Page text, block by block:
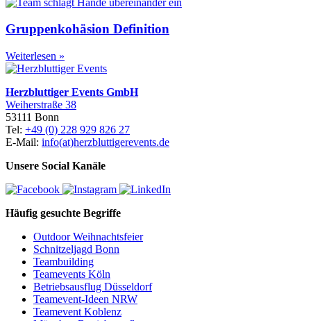
Gruppenkohäsion Definition
Weiterlesen »
Herzbluttiger Events GmbH
Weiherstraße 38
53111 Bonn
Tel: +49 (0) 228 929 826 27
E-Mail: info(at)herzbluttigerevents.de
Unsere Social Kanäle
Häufig gesuchte Begriffe
Outdoor Weihnachtsfeier
Schnitzeljagd Bonn
Teambuilding
Teamevents Köln
Betriebsausflug Düsseldorf
Teamevent-Ideen NRW
Teamevent Koblenz